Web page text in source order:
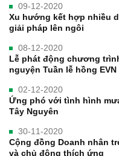
09-12-2020
Xu hướng kết hợp nhiều
giải pháp lên ngôi
08-12-2020
Lễ phát động chương
nguyện Tuần lễ hồng
02-12-2020
Ứng phó với tình hình
Tây Nguyên
30-11-2020
Cộng đồng Doanh nhân
và chủ động thích ứng